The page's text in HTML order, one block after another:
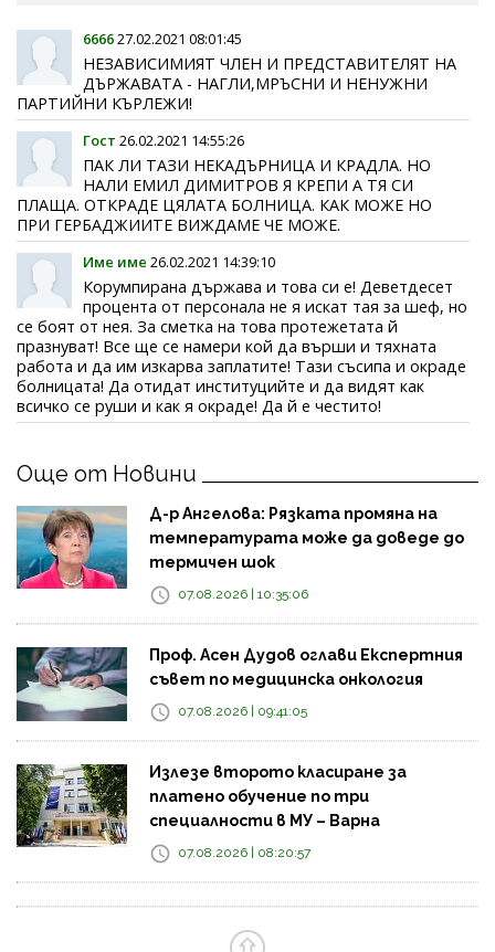
666627.02.2021 08:01:45
НЕЗАВИСИМИЯТ ЧЛЕН И ПРЕДСТАВИТЕЛЯТ НА
ДЪРЖАВАТА - НАГЛИ,МРЪСНИ И НЕНУЖНИ
ПАРТИЙНИ КЪРЛЕЖИ!
Гост 26.02.2021 14:55:26
ПАК ЛИ ТАЗИ НЕКАДЪРНИЦА И КРАДЛА. НО
НАЛИ ЕМИЛ ДИМИТРОВ Я КРЕПИ А ТЯ СИ
ПЛАЩА. ОТКРАДЕ ЦЯЛАТА БОЛНИЦА. КАК МОЖЕ НО
ПРИ ГЕРБАДЖИИТЕ ВИЖДАМЕ ЧЕ МОЖЕ.
Име име 26.02.2021 14:39:10
Корумпирана държава и това си е! Деветдесет
процента от персонала не я искат тая за шеф, но
се боят от нея. За сметка на това протежетата й
празнуват! Все ще се намери кой да върши и тяхната
работа и да им изкарва заплатите! Тази съсипа и окраде
болницата! Да отидат институцийте и да видят как
всичко се руши и как я окраде! Да й е честито!
Още от Новини
Д-р Ангелова: Рязката промяна на
температурата може да доведе до
термичен шок
07.08.2026 | 10:35:06
Проф. Асен Дудов оглави Експертния
съвет по медицинска онкология
07.08.2026 | 09:41:05
Излезе второто класиране за
платено обучение по три
специалности в МУ – Варна
07.08.2026 | 08:20:57